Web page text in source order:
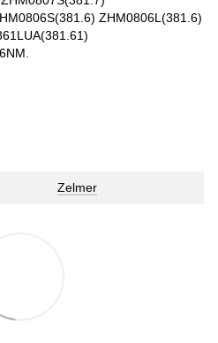
ZHM0806L(381.6)
Zelmer